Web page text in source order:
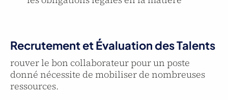
Recrutement et Évaluation des Talents
rouver le bon collaborateur pour un poste
donné nécessite de mobiliser de nombreuses
ressources.